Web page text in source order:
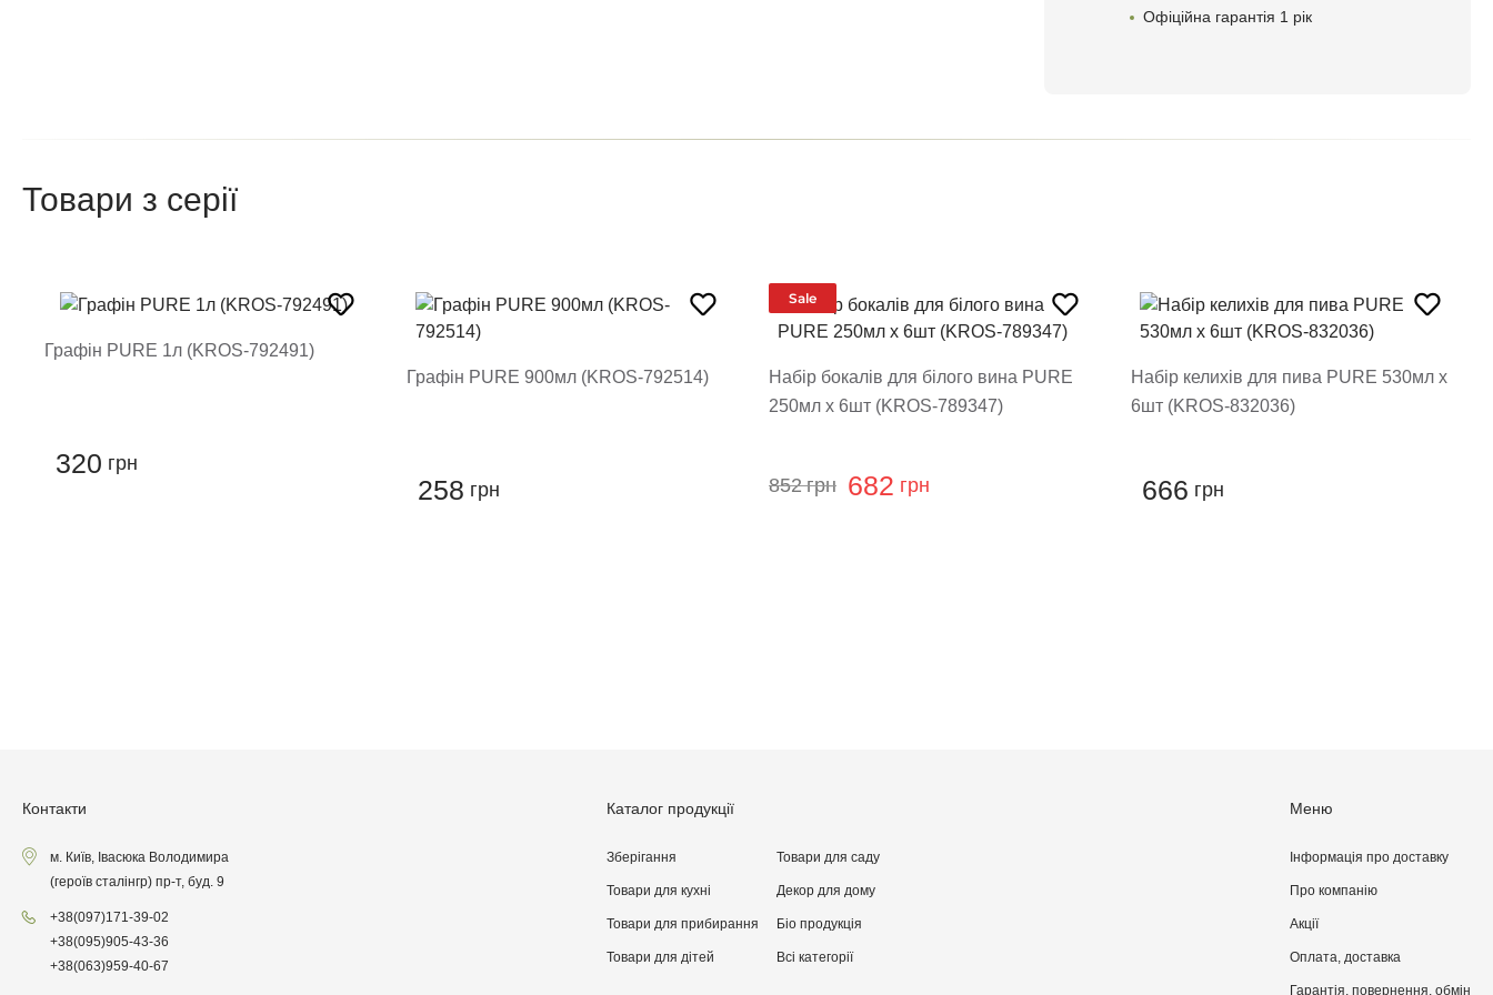
Залишити відгук
Офіційна гарантія 1 рік
Товари з серії
Графін PURE 1л (KROS-792491)
320 грн
Графін PURE 900мл (KROS-792514)
258 грн
Sale
Набір бокалів для білого вина PURE
250мл х 6шт (KROS-789347)
852 грн 682 грн
Набір келихів для пива PURE 530мл х
6шт (KROS-832036)
666 грн
Контакти
м. Київ, Івасюка Володимира
(героїв сталінгр) пр-т, буд. 9
+38(097)171-39-02
+38(095)905-43-36
+38(063)959-40-67
Каталог продукції
Зберігання
Товари для кухні
Товари для прибирання
Товари для дітей
Товари для саду
Декор для дому
Бiо продукція
Всі категорії
Меню
Інформація про доставку
Про компанiю
Акції
Оплата, доставка
Гарантія, повернення, обмін